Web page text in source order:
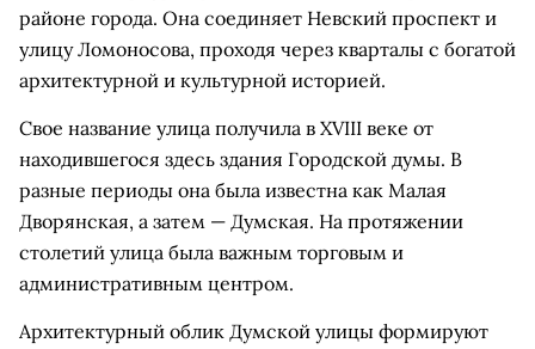
районе города. Она соединяет Невский проспект и
улицу Ломоносова, проходя через кварталы с богатой
архитектурной и культурной историей.
Свое название улица получила в XVIII веке от
находившегося здесь здания Городской думы. В
разные периоды она была известна как Малая
Дворянская, а затем — Думская. На протяжении
столетий улица была важным торговым и
административным центром.
Архитектурный облик Думской улицы формируют